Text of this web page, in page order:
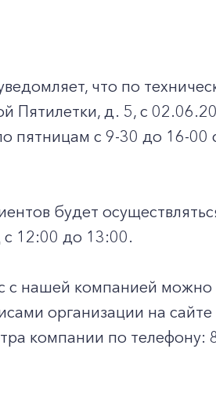
что по
Пятилетки, д. 5, с
пятницам с 9-30 до 16-
будет
12:00 до 13:00.
нашей компанией можно
организации на
компании по